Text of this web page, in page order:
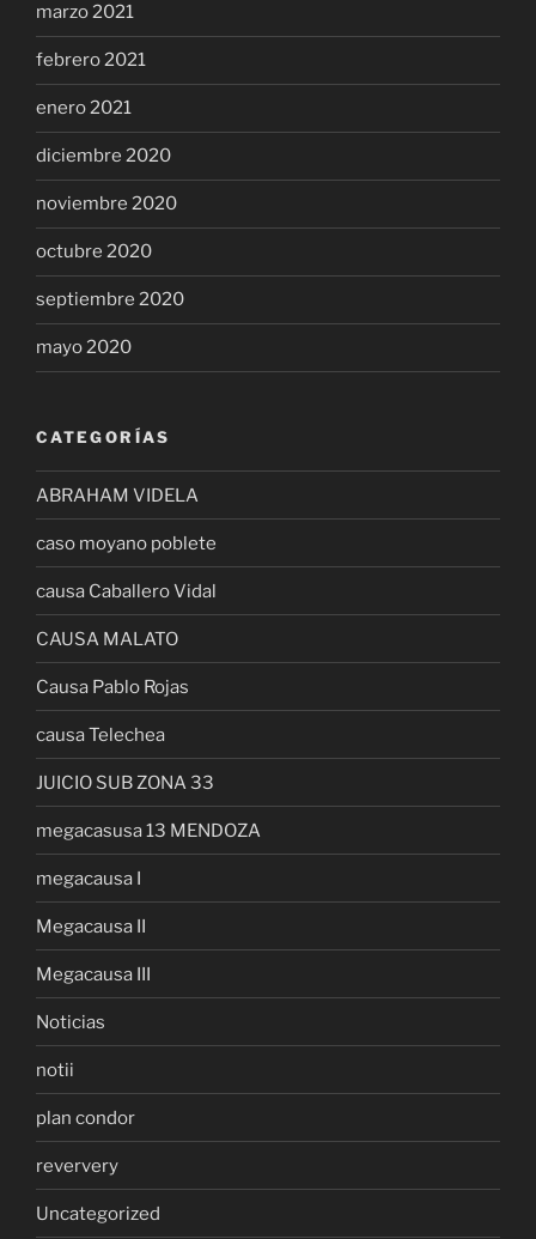
marzo 2021
febrero 2021
enero 2021
diciembre 2020
noviembre 2020
octubre 2020
septiembre 2020
mayo 2020
CATEGORÍAS
ABRAHAM VIDELA
caso moyano poblete
causa Caballero Vidal
CAUSA MALATO
Causa Pablo Rojas
causa Telechea
JUICIO SUB ZONA 33
megacasusa 13 MENDOZA
megacausa I
Megacausa II
Megacausa III
Noticias
notii
plan condor
reververy
Uncategorized